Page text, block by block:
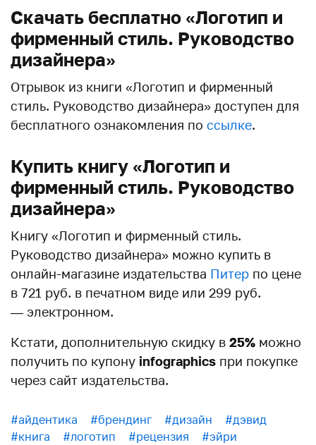
Скачать бесплатно «Логотип и
фирменный стиль. Руководство
дизайнера»
Отрывок из книги «Логотип и фирменный
стиль. Руководство дизайнера» доступен для
бесплатного ознакомления по ссылке.
Купить книгу «Логотип и
фирменный стиль. Руководство
дизайнера»
Книгу «Логотип и фирменный стиль.
Руководство дизайнера» можно купить в
онлайн-магазине издательства Питер по цене
в 721 руб. в печатном виде или 299 руб.
— электронном.
Кстати, дополнительную скидку в 25% можно
получить по купону infographics при покупке
через сайт издательства.
#айдентика #брендинг #дизайн
#дэвид
#книга
#логотип #рецензия #эйри